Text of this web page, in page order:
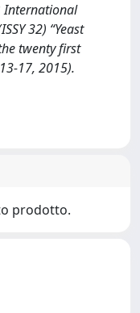
International
32) “Yeast
twenty first
17, 2015).
prodotto.